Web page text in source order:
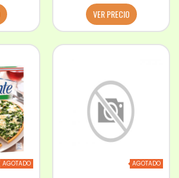
VER PRECIO
AGOTADO AGOTADO